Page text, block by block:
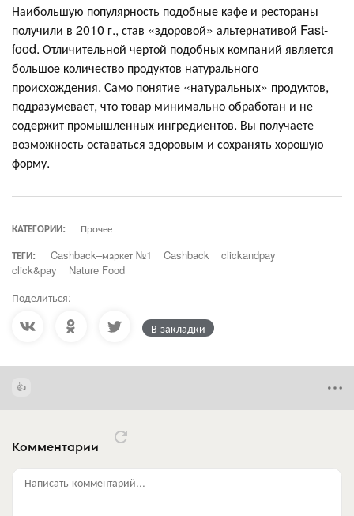
Наибольшую популярность подобные кафе и рестораны
получили в 2010 г., став «здоровой» альтернативой Fast-
food. Отличительной чертой подобных компаний является
большое количество продуктов натурального
происхождения. Само понятие «натуральных» продуктов,
подразумевает, что товар минимально обработан и не
содержит промышленных ингредиентов. Вы получаете
возможность оставаться здоровым и сохранять хорошую
форму.
КАТЕГОРИИ:
Прочее
ТЕГИ:
Cashback–маркет №1 Cashback
clickandpay
click&pay
Nature Food
Поделиться:
В закладки
Комментарии
Написать комментарий...